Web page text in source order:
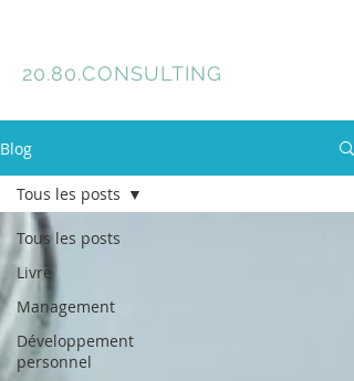
20.80.CONSULTING
Blog
Tous les posts
Livre
Management
Développement
personnel
Tous les posts